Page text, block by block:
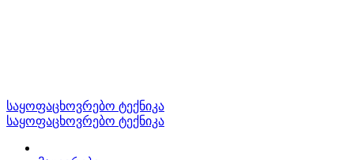
საყოფაცხოვრებო ტექნიკა
საყოფაცხოვრებო ტექნიკა